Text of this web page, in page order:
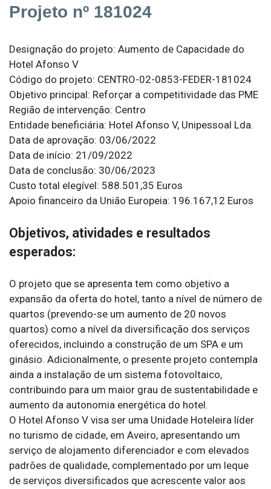
Projeto nº 181024
Designação do projeto: Aumento de Capacidade do
Hotel Afonso V
Código do projeto: CENTRO-02-0853-FEDER-181024
Objetivo principal: Reforçar a competitividade das PME
Região de intervenção: Centro
Entidade beneficiária: Hotel Afonso V, Unipessoal Lda.
Data de aprovação: 03/06/2022
Data de início: 21/09/2022
Data de conclusão: 30/06/2023
Custo total elegível: 588.501,35 Euros
Apoio financeiro da União Europeia: 196.167,12 Euros
Objetivos, atividades e resultados
esperados:
O projeto que se apresenta tem como objetivo a
expansão da oferta do hotel, tanto a nível de número de
quartos (prevendo-se um aumento de 20 novos
quartos) como a nível da diversificação dos serviços
oferecidos, incluindo a construção de um SPA e um
ginásio. Adicionalmente, o presente projeto contempla
ainda a instalação de um sistema fotovoltaico,
contribuindo para um maior grau de sustentabilidade e
aumento da autonomia energética do hotel.
O Hotel Afonso V visa ser uma Unidade Hoteleira líder
no turismo de cidade, em Aveiro, apresentando um
serviço de alojamento diferenciador e com elevados
padrões de qualidade, complementado por um leque
de serviços diversificados que acrescente valor aos